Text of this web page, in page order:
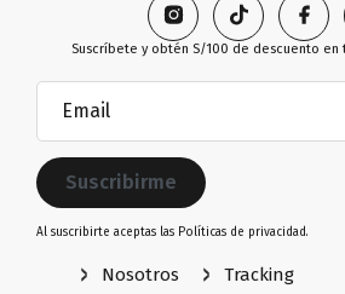
Nosotros Tracking
Suscríbete y obtén S/100 de descuento en
(Obligatorio)
Al suscribirte aceptas las Políticas de privacidad.